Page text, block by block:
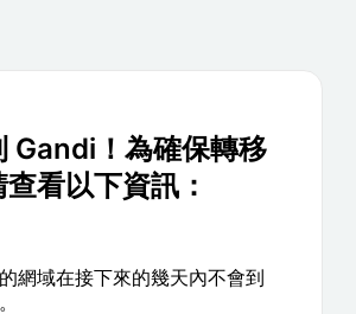
Gandi！為確保轉移
看以下資訊：
網域在接下來的幾天內不會到